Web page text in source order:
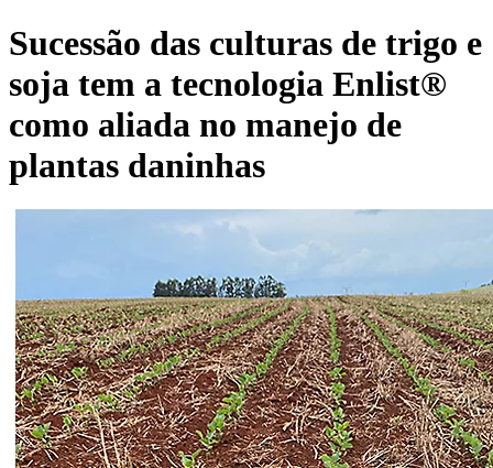
Sucessão das culturas de trigo e
soja tem a tecnologia Enlist®
como aliada no manejo de
plantas daninhas